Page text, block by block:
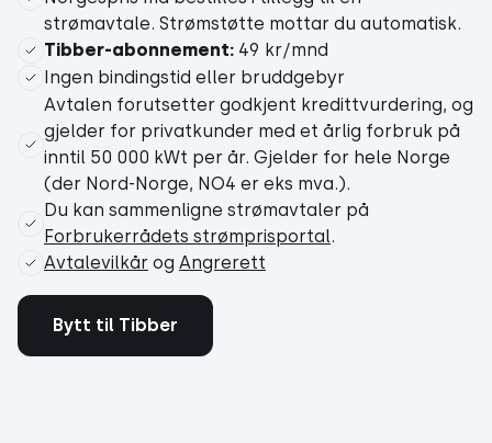
strømavtale. Strømstøtte mottar du automatisk.
Tibber-abonnement: 49 kr/mnd
Ingen bindingstid eller bruddgebyr
Avtalen forutsetter godkjent kredittvurdering, og
gjelder for privatkunder med et årlig forbruk på
inntil 50 000 kWt per år. Gjelder for hele Norge
(der Nord-Norge, NO4 er eks mva.).
Du kan sammenligne strømavtaler på
Forbrukerrådets strømprisportal.
Avtalevilkår og Angrerett
Bytt til Tibber